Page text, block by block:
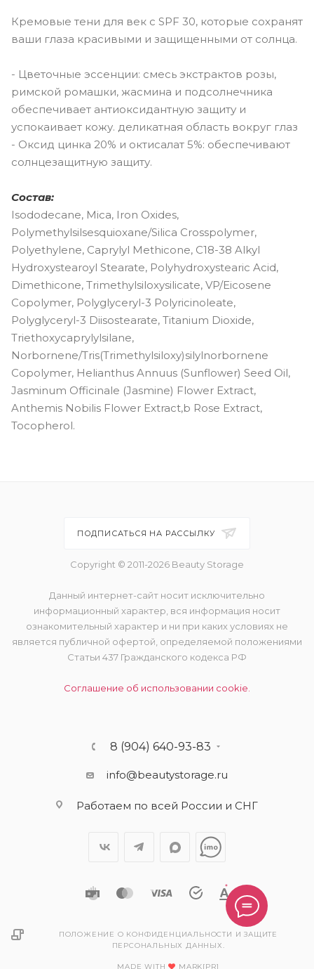
Кремовые тени для век с SPF 30, которые сохранят
ваши глаза красивыми и защищенными от солнца.
- Цветочные эссенции: смесь экстрактов розы,
римской ромашки, жасмина и подсолнечника
обеспечивает антиоксидантную защиту и
успокаивает кожу. деликатная область вокруг глаз
- Оксид цинка 20% и октисалат 5%: обеспечивают
солнцезащитную защиту.
Состав:
Isododecane, Mica, Iron Oxides,
Polymethylsilsesquioxane/Silica Crosspolymer,
Polyethylene, Caprylyl Methicone, C18-38 Alkyl
Hydroxystearoyl Stearate, Polyhydroxystearic Acid,
Dimethicone, Trimethylsiloxysilicate, VP/Eicosene
Copolymer, Polyglyceryl-3 Polyricinoleate,
Polyglyceryl-3 Diisostearate, Titanium Dioxide,
Triethoxycaprylylsilane,
Norbornene/Tris(Trimethylsiloxy)silylnorbornene
Copolymer, Helianthus Annuus (Sunflower) Seed Oil,
Jasminum Officinale (Jasmine) Flower Extract,
Anthemis Nobilis Flower Extract,b Rose Extract,
Tocopherol.
ПОДПИСАТЬСЯ НА РАССЫЛКУ
Copyright © 2011-2026 Beauty Storage
Данный интернет-сайт носит исключительно
информационный характер, вся информация носит
ознакомительный характер и ни при каких условиях не
является публичной офертой, определяемой положениями
Статьи 437 Гражданского кодекса РФ
Соглашение об использовании cookie.
8 (904) 640-93-83
info@beautystorage.ru
Работаем по всей России и СНГ
ПОЛОЖЕНИЕ О КОНФИДЕНЦИАЛЬНОСТИ И ЗАЩИТЕ
ПЕРСОНАЛЬНЫХ ДАННЫХ.
MADE WITH MARK[PR]